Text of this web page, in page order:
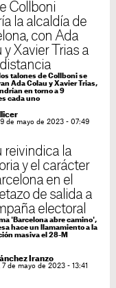
Collboni
la alcaldía de
con Ada
y Xavier Trias a
talones de Collboni se
Ada Colau y Xavier Trias,
en torno a 9
cada uno
de mayo de 2023 - 07:49
reivindica la
y el carácter
en el
de salida a
electoral
'Barcelona abre camino',
hace un llamamiento a la
masiva el 28-M
Iranzo
7 de mayo de 2023 - 13:41